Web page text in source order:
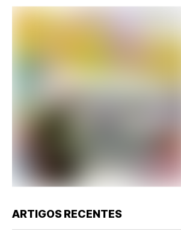
ARTIGOS RECENTES